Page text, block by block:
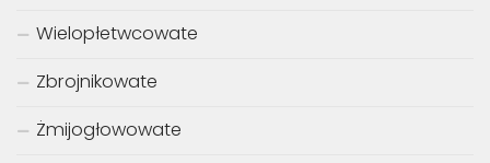
Wielopłetwcowate
Zbrojnikowate
Żmijogłowowate